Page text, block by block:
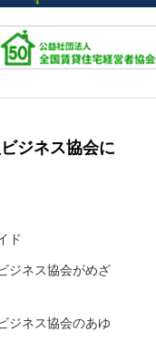
ジネス協会に
ド
ジネス協会がめざ
ジネス協会のあゆ